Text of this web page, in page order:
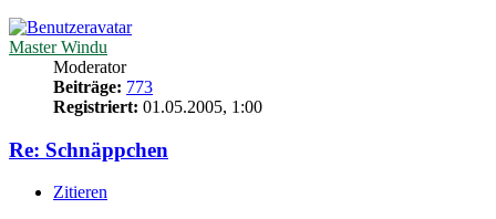
Master Windu
Moderator
Beiträge: 773
Registriert: 01.05.2005, 1:00
Re: Schnäppchen
Zitieren